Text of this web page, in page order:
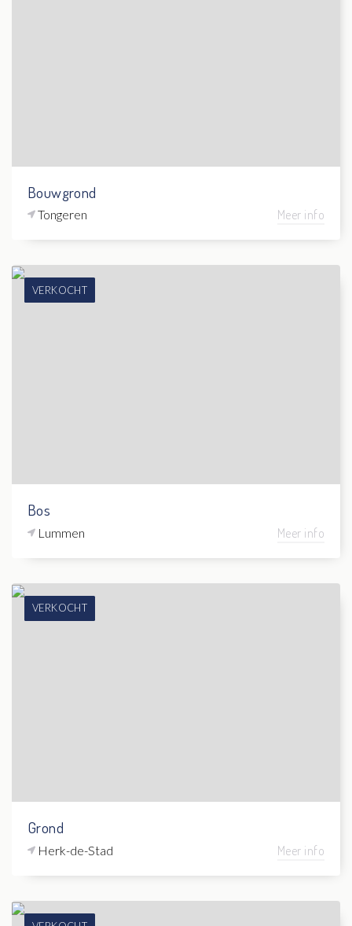
Bouwgrond
Tongeren Meer info
VERKOCHT
Bos
Lummen Meer info
VERKOCHT
Grond
Herk-de-Stad Meer info